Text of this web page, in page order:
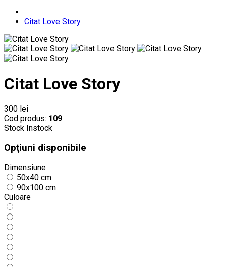
Citat Love Story
Citat Love Story
300 lei
Cod produs: 109
Stock Instock
Opţiuni disponibile
Dimensiune
50x40 cm
90x100 cm
Culoare